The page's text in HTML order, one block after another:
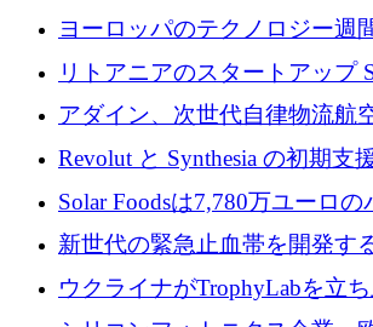
Instrumentsが3億8,000万ドル
ヨーロッパのテクノロジー週
8,500 万ユーロを超える 60 以
ー資金調達取引
リトアニアのスタートアップ
Slack 内に構築された AI コワ
フォームのために 50 万ユー
アダイン、次世代自律物流航
万ユーロを確保
Revolut と Synthesia の初期支
3 億 2,000 万ドルを調達、米国
Solar Foodsは7,780万ユーロ
億ユーロの防衛および二重用
を開始、ヨーロッパのシリコ
に警告
新世代の緊急止血帯を開発す
スタートアップ企業を紹介する
ウクライナがTrophyLabを立
ロシア兵器を戦場の研究開発